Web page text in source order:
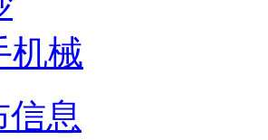
机械
信息